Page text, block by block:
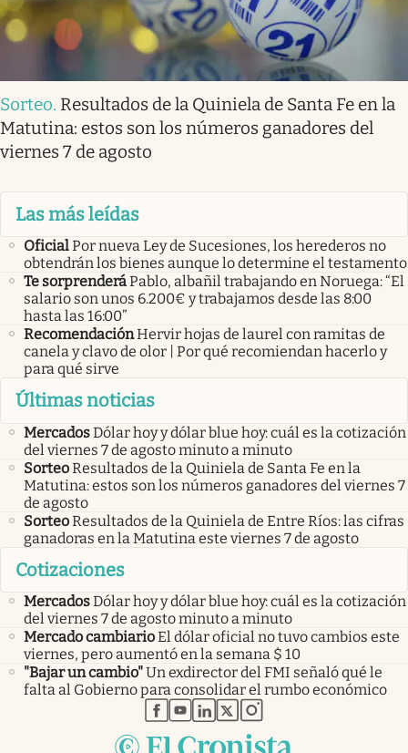
Sorteo. Resultados de la Quiniela de Santa Fe en la
Matutina: estos son los números ganadores del
viernes 7 de agosto
Las más leídas
OficialPor nueva Ley de Sucesiones, los herederos no
obtendrán los bienes aunque lo determine el testamento
Te sorprenderáPablo, albañil trabajando en Noruega: “El
salario son unos 6.200€ y trabajamos desde las 8:00
hasta las 16:00”
RecomendaciónHervir hojas de laurel con ramitas de
canela y clavo de olor | Por qué recomiendan hacerlo y
para qué sirve
Últimas noticias
MercadosDólar hoy y dólar blue hoy: cuál es la cotización
del viernes 7 de agosto minuto a minuto
SorteoResultados de la Quiniela de Santa Fe en la
Matutina: estos son los números ganadores del viernes 7
de agosto
SorteoResultados de la Quiniela de Entre Ríos: las cifras
ganadoras en la Matutina este viernes 7 de agosto
Cotizaciones
MercadosDólar hoy y dólar blue hoy: cuál es la cotización
del viernes 7 de agosto minuto a minuto
Mercado cambiarioEl dólar oficial no tuvo cambios este
viernes, pero aumentó en la semana $ 10
"Bajar un cambio"Un exdirector del FMI señaló qué le
falta al Gobierno para consolidar el rumbo económico
abre en nueva pestaña
abre en nueva pestaña
abre en nueva pestaña
abre en nueva pestaña
abre en nueva pestaña